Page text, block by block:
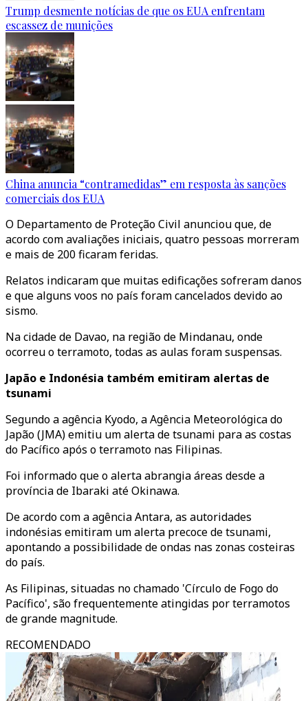
Trump desmente notícias de que os EUA enfrentam
escassez de munições
China anuncia “contramedidas” em resposta às sanções
comerciais dos EUA
O Departamento de Proteção Civil anunciou que, de
acordo com avaliações iniciais, quatro pessoas morreram
e mais de 200 ficaram feridas.
Relatos indicaram que muitas edificações sofreram danos
e que alguns voos no país foram cancelados devido ao
sismo.
Na cidade de Davao, na região de Mindanau, onde
ocorreu o terramoto, todas as aulas foram suspensas.
Japão e Indonésia também emitiram alertas de
tsunami
Segundo a agência Kyodo, a Agência Meteorológica do
Japão (JMA) emitiu um alerta de tsunami para as costas
do Pacífico após o terramoto nas Filipinas.
Foi informado que o alerta abrangia áreas desde a
província de Ibaraki até Okinawa.
De acordo com a agência Antara, as autoridades
indonésias emitiram um alerta precoce de tsunami,
apontando a possibilidade de ondas nas zonas costeiras
do país.
As Filipinas, situadas no chamado 'Círculo de Fogo do
Pacífico', são frequentemente atingidas por terramotos
de grande magnitude.
RECOMENDADO